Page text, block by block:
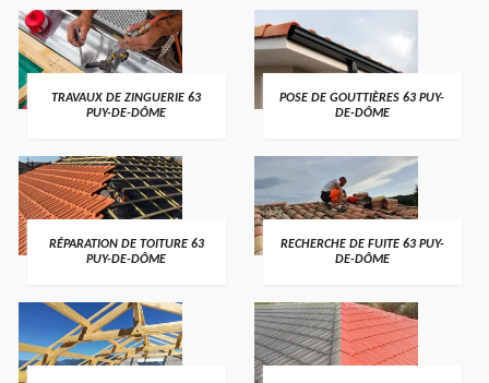
TRAVAUX DE ZINGUERIE 63
PUY-DE-DÔME
POSE DE GOUTTIÈRES 63 PUY-
DE-DÔME
RÉPARATION DE TOITURE 63
PUY-DE-DÔME
RECHERCHE DE FUITE 63 PUY-
DE-DÔME